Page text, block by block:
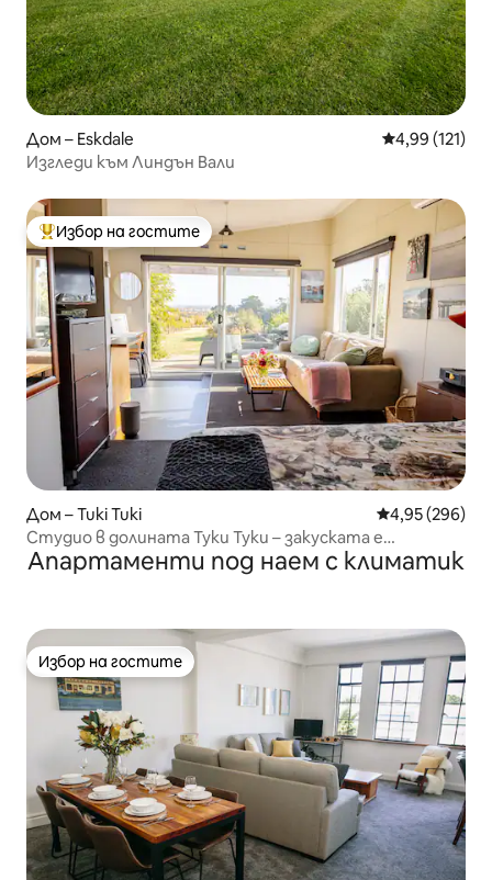
Дом – Eskdale Средна
4,99 (121)
Изгледи към Линдън Вали
Най-популярен избор на гостите
Избор на гостите
Дом – Tuki Tuki Средна
4,95 (296)
Студио в долината Туки Туки – закуската е
включена.
Апартаменти под наем с климатик
Избор на гостите
Избор на гостите